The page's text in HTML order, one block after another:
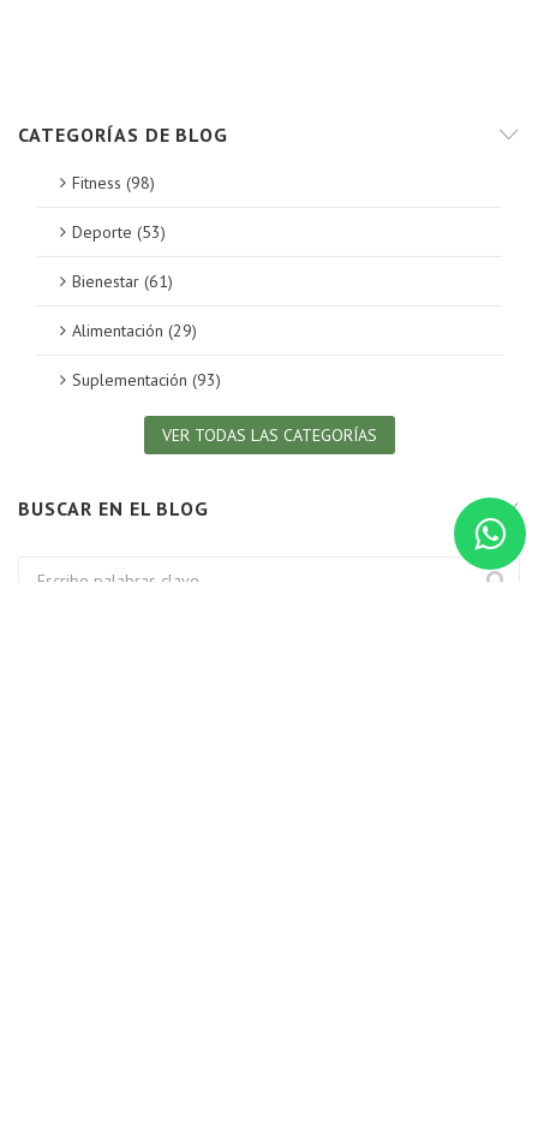
CATEGORÍAS DE BLOG
Fitness (98)
Deporte (53)
Bienestar (61)
Alimentación (29)
Suplementación (93)
VER TODAS LAS CATEGORÍAS
BUSCAR EN EL BLOG